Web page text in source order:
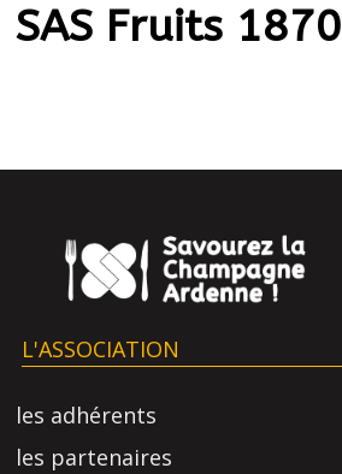
SAS Fruits 1870
L'ASSOCIATION
les adhérents
les partenaires